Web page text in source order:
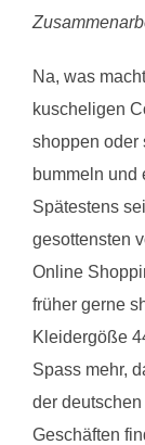
Na, was
kuscheligen
shoppen oder
bummeln und
Spätestens
gesottensten
Online
früher gerne
Kleidergöße
Spass mehr,
der
Geschäften